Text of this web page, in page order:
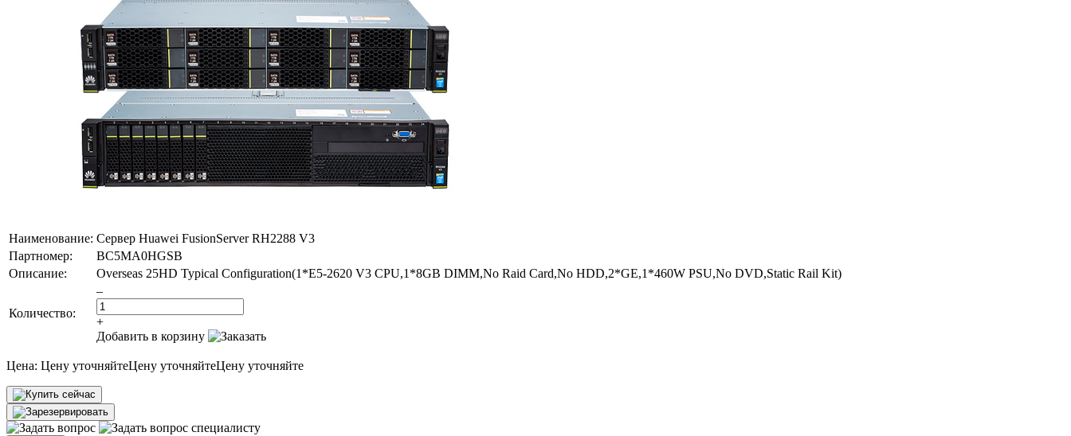
Наименование: Сервер Huawei FusionServer RH2288 V3
Партномер:
BC5MA0HGSB
Описание:
Overseas 25HD Typical Configuration(1*E5-2620 V3 CPU,1*8GB DIMM,No Raid Card,No HDD,2*GE,1*460W PSU,No DVD,Static Rail Kit)
Количество:
–
+
Добавить в корзину
Цена: Цену уточняйтеЦену уточняйтеЦену уточняйте